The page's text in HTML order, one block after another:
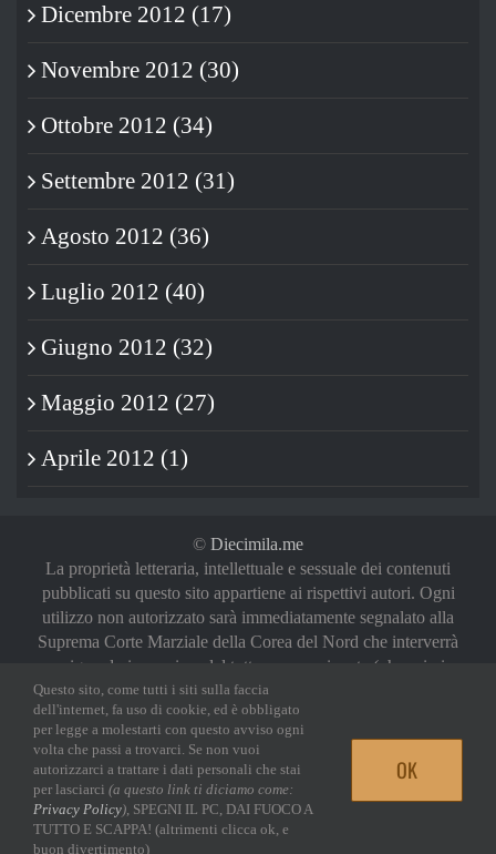
Dicembre 2012 (17)
Novembre 2012 (30)
Ottobre 2012 (34)
Settembre 2012 (31)
Agosto 2012 (36)
Luglio 2012 (40)
Giugno 2012 (32)
Maggio 2012 (27)
Aprile 2012 (1)
© Diecimila.me
La proprietà letteraria, intellettuale e sessuale dei contenuti
pubblicati su questo sito appartiene ai rispettivi autori. Ogni
utilizzo non autorizzato sarà immediatamente segnalato alla
Suprema Corte Marziale della Corea del Nord che interverrà
a riguardo in maniera del tutto sproporzionata (oh, noi vi
abbiamo avvertiti)
Privacy Policy|Login
FacebookTwitterYouTube
Questo sito, come tutti i siti sulla faccia
dell'internet, fa uso di cookie, ed è obbligato
per legge a molestarti con questo avviso ogni
volta che passi a trovarci. Se non vuoi
autorizzarci a trattare i dati personali che stai
per lasciarci (a questo link ti diciamo come:
Privacy Policy), SPEGNI IL PC, DAI FUOCO A
TUTTO E SCAPPA! (altrimenti clicca ok, e
buon divertimento)
OK